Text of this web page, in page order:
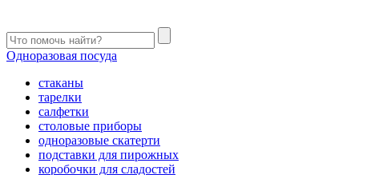
Одноразовая посуда
стаканы
тарелки
салфетки
столовые приборы
одноразовые скатерти
подставки для пирожных
коробочки для сладостей